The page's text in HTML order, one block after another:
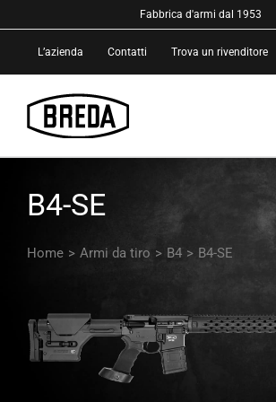
al
contenuto
Fabbrica d'armi dal 1953
L’azienda Contatti Trova un rivenditore
B4-SE
Home > Armi da tiro > B4 > B4-SE